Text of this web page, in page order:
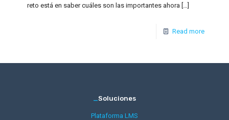
reto está en saber cuáles son las importantes ahora […]
Read more
_Soluciones
Plataforma LMS